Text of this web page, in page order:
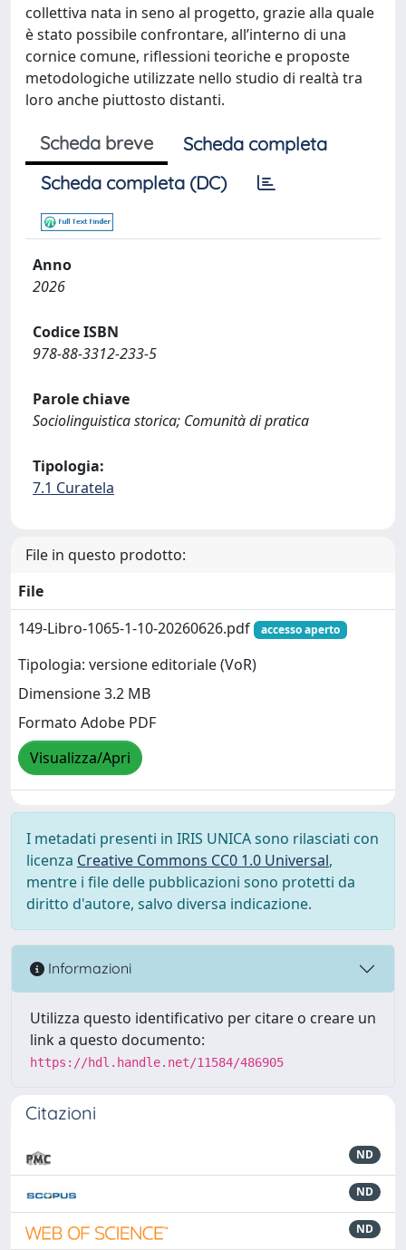
collettiva nata in seno al progetto, grazie alla quale
è stato possibile confrontare, all’interno di una
cornice comune, riflessioni teoriche e proposte
metodologiche utilizzate nello studio di realtà tra
loro anche piuttosto distanti.
Scheda breve
Scheda completa
Scheda completa (DC)
Anno
2026
Codice ISBN
978-88-3312-233-5
Parole chiave
Sociolinguistica storica; Comunità di pratica
Tipologia:
7.1 Curatela
File in questo prodotto:
File
149-Libro-1065-1-10-20260626.pdf
accesso aperto
Tipologia: versione editoriale (VoR)
Dimensione 3.2 MB
Formato Adobe PDF
Visualizza/Apri
I metadati presenti in IRIS UNICA sono rilasciati con
licenza Creative Commons CC0 1.0 Universal,
mentre i file delle pubblicazioni sono protetti da
diritto d'autore, salvo diversa indicazione.
Informazioni
Utilizza questo identificativo per citare o creare un
link a questo documento:
https://hdl.handle.net/11584/486905
Citazioni
ND
ND
ND